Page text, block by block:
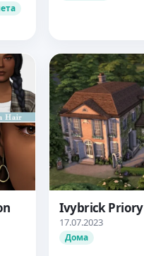
Ivybrick Priory
17.07.2023
Дома